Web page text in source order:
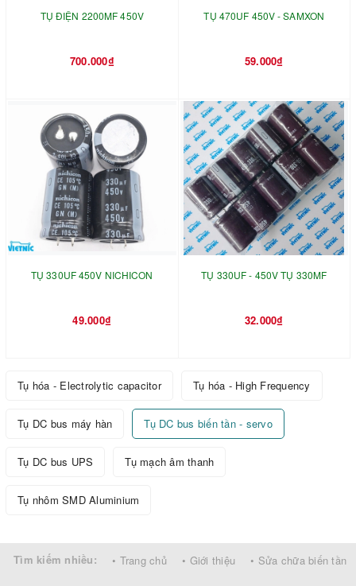
TỤ ĐIỆN 2200MF 450V
700.000₫
TỤ 470UF 450V - SAMXON
59.000₫
TỤ 330UF 450V NICHICON
49.000₫
TỤ 330UF - 450V TỤ 330MF
32.000₫
Tụ hóa - Electrolytic capacitor Tụ hóa - High Frequency
Tụ DC bus máy hàn Tụ DC bus biến tần - servo
Tụ DC bus UPS Tụ mạch âm thanh
Tụ nhôm SMD Aluminium
Tìm kiếm nhiều: • Trang chủ • Giới thiệu • Sửa chữa biến tần